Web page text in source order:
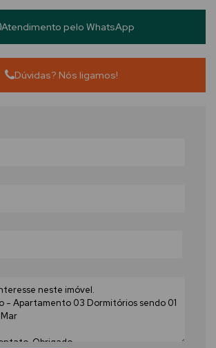
Atendimento pelo WhatsApp
Dúvidas? Nós ligamos!